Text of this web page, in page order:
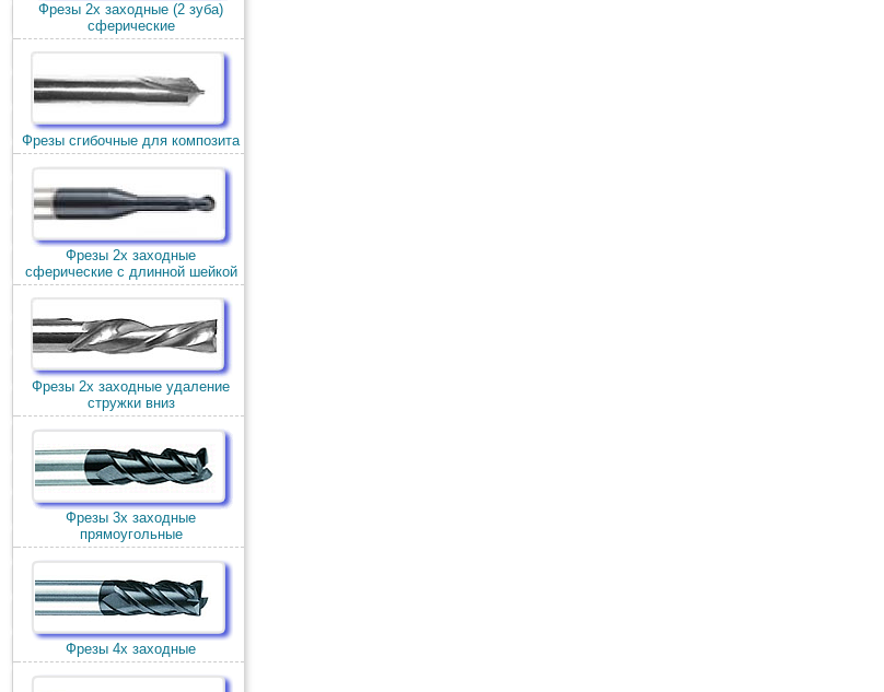
Фрезы 2х заходные (2 зуба)
сферические
Фрезы сгибочные для композита
Фрезы 2х заходные
сферические с длинной шейкой
Фрезы 2х заходные удаление
стружки вниз
Фрезы 3х заходные
прямоугольные
Фрезы 4х заходные